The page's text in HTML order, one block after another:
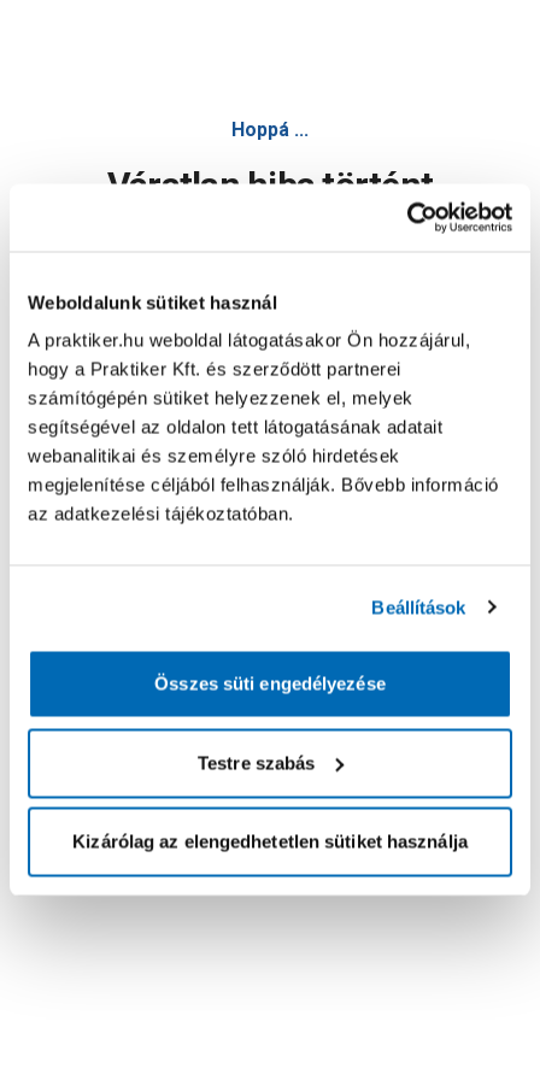
Weboldalunk sütiket használ
A praktiker.hu weboldal látogatásakor Ön hozzájárul,
hogy a Praktiker Kft. és szerződött partnerei
számítógépén sütiket helyezzenek el, melyek
segítségével az oldalon tett látogatásának adatait
webanalitikai és személyre szóló hirdetések
megjelenítése céljából felhasználják. Bővebb információ
az adatkezelési tájékoztatóban.
Beállítások
Összes süti engedélyezése
Testre szabás
Kizárólag az elengedhetetlen sütiket használja
Hoppá ...
Váratlan hiba történt
Oldal újratöltése